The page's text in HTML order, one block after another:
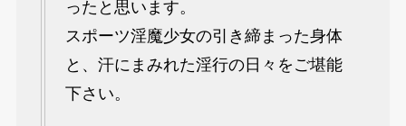
ったと思います。
スポーツ淫魔少女の引き締まった身体
と、汗にまみれた淫行の日々をご堪能
下さい。